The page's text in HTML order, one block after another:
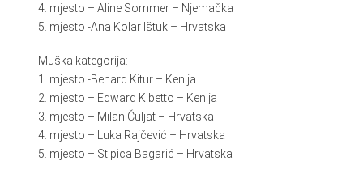
4. mjesto – Aline Sommer – Njemačka
5. mjesto -Ana Kolar Ištuk – Hrvatska
Muška kategorija:
1. mjesto -Benard Kitur – Kenija
2. mjesto – Edward Kibetto – Kenija
3. mjesto – Milan Čuljat – Hrvatska
4. mjesto – Luka Rajčević – Hrvatska
5. mjesto – Stipica Bagarić – Hrvatska